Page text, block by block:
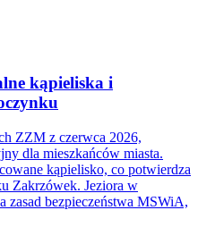
kąpieliska i
ZZM z czerwca 2026,
dla mieszkańców miasta.
kąpielisko, co potwierdza
Zakrzówek. Jeziora w
zasad bezpieczeństwa MSWiA,